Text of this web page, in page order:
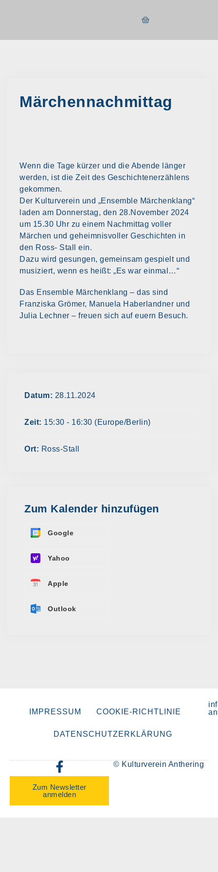
Märchennachmittag
Wenn die Tage kürzer und die Abende länger
werden, ist die Zeit des Geschichtenerzählens
gekommen.
Der Kulturverein und „Ensemble Märchenklang“
laden am Donnerstag, den 28.November 2024
um 15.30 Uhr zu einem Nachmittag voller
Märchen und geheimnisvoller Geschichten in
den Ross- Stall ein.
Dazu wird gesungen, gemeinsam gespielt und
musiziert, wenn es heißt: „Es war einmal…“
Das Ensemble Märchenklang – das sind
Franziska Grömer, Manuela Haberlandner und
Julia Lechner – freuen sich auf euern Besuch.
Datum: 28.11.2024
Zeit: 15:30 - 16:30 (Europe/Berlin)
Ort: Ross-Stall
Zum Kalender hinzufügen
Google
Yahoo
Apple
Outlook
IMPRESSUM COOKIE-RICHTLINIE
DATENSCHUTZERKLÄRUNG
© Kulturverein Anthering
Zum Newsletter
anmelden